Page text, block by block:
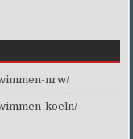
nrw/
koeln/